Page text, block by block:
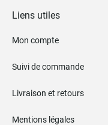
Liens utiles
Mon compte
Suivi de commande
Livraison et retours
Mentions légales